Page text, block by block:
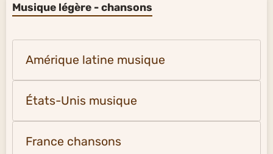
Musique légère - chansons
Amérique latine musique
États-Unis musique
France chansons